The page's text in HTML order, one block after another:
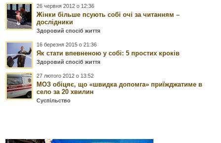
26 червня 2012 о 12:36
Жінки більше псують собі очі за читанням –
дослідники
Здоровий спосіб життя
16 березня 2015 о 21:36
Як стати впевненою у собі: 5 простих кроків
Здоровий спосіб життя
27 лютого 2012 о 13:52
МОЗ обіцяє, що «швидка допомга» приїжджатиме в
село за 20 хвилин
Суспільство